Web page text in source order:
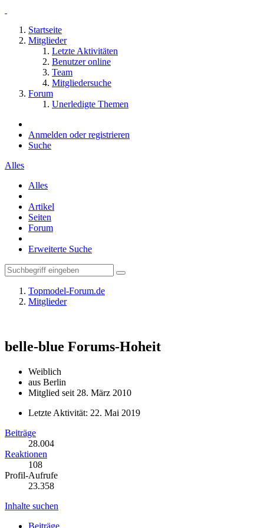
Startseite
Mitglieder
Letzte Aktivitäten
Benutzer online
Team
Mitgliedersuche
Forum
Unerledigte Themen
Anmelden oder registrieren
Suche
Alles
Alles
Artikel
Seiten
Forum
Erweiterte Suche
Topmodel-Forum.de
Mitglieder
belle-blue Forums-Hoheit
Weiblich
aus Berlin
Mitglied seit 28. März 2010
Letzte Aktivität: 22. Mai 2019
Beiträge
28.004
Reaktionen
108
Profil-Aufrufe
23.358
Inhalte suchen
Beiträge